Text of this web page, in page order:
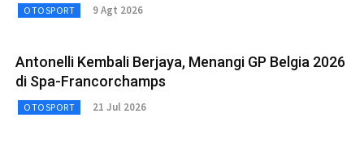
OTOSPORT 9 Agt 2026
Antonelli Kembali Berjaya, Menangi GP Belgia 2026
di Spa-Francorchamps
OTOSPORT 21 Jul 2026